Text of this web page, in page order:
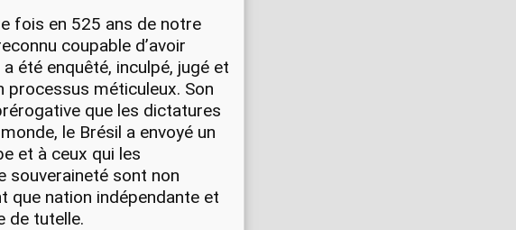
fois en 525 ans de notre
coupable d’avoir
été enquêté, inculpé, jugé et
processus méticuleux. Son
que les dictatures
le Brésil a envoyé un
et à ceux qui les
souveraineté sont non
que nation indépendante et
de tutelle.